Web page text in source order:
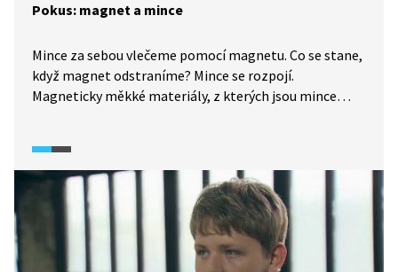
Pokus: magnet a mince
Mince za sebou vlečeme pomocí magnetu. Co se stane,
když magnet odstraníme? Mince se rozpojí.
Magneticky měkké materiály, z kterých jsou mince